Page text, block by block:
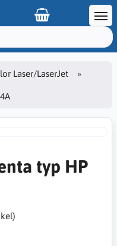
Laser/LaserJet
typ HP